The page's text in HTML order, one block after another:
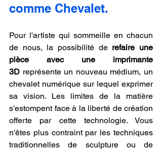
comme Chevalet.
Pour l'artiste qui sommeille en chacun
de nous, la possibilité de refaire une
pièce avec une imprimante
3D représente un nouveau médium, un
chevalet numérique sur lequel exprimer
sa vision. Les limites de la matière
s'estompent face à la liberté de création
offerte par cette technologie. Vous
n'êtes plus contraint par les techniques
traditionnelles de sculpture ou de